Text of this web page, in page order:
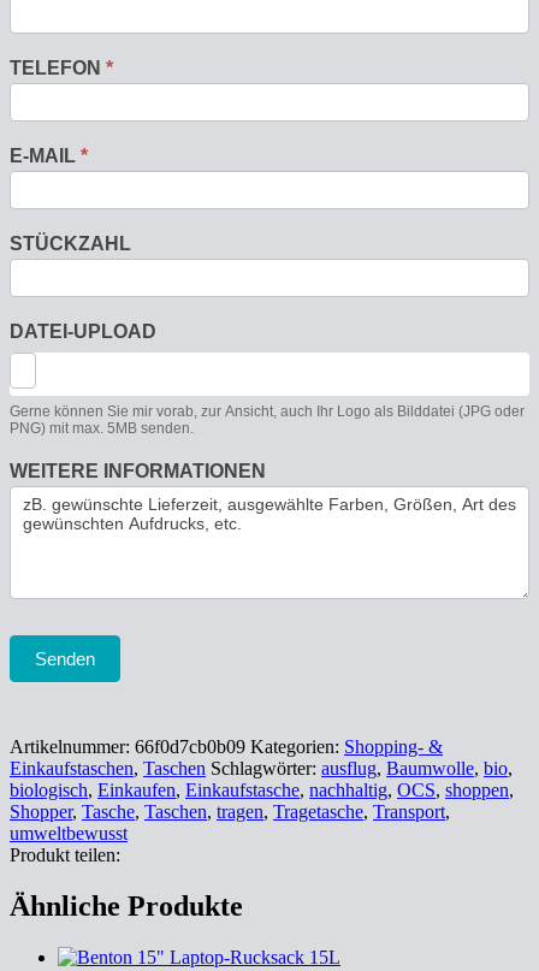
TELEFON *
E-MAIL *
STÜCKZAHL
DATEI-UPLOAD
Gerne können Sie mir vorab, zur Ansicht, auch Ihr Logo als Bilddatei (JPG oder
PNG) mit max. 5MB senden.
WEITERE INFORMATIONEN
Senden
Artikelnummer: 66f0d7cb0b09 Kategorien: Shopping- &
Einkaufstaschen, Taschen Schlagwörter: ausflug, Baumwolle, bio,
biologisch, Einkaufen, Einkaufstasche, nachhaltig, OCS, shoppen,
Shopper, Tasche, Taschen, tragen, Tragetasche, Transport,
umweltbewusst
Produkt teilen:
Ähnliche Produkte